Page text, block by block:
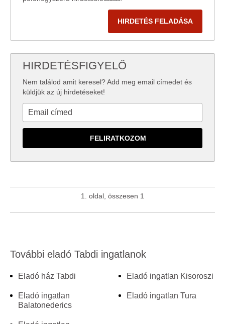
HIRDETÉS FELADÁSA
HIRDETÉSFIGYELŐ
Nem találod amit keresel? Add meg email címedet és
küldjük az új hirdetéseket!
1. oldal, összesen 1
További eladó Tabdi ingatlanok
Eladó ház Tabdi
Eladó ingatlan
Balatonederics
Eladó ingatlan Kisoroszi
Eladó ingatlan Tura